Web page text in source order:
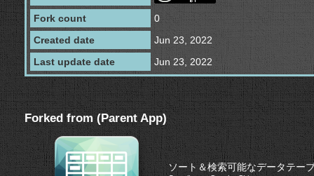
Fork count
0
Created date
Jun 23, 2022
Last update date
Jun 23, 2022
Forked from (Parent App)
ソート＆検索可能なデータテー